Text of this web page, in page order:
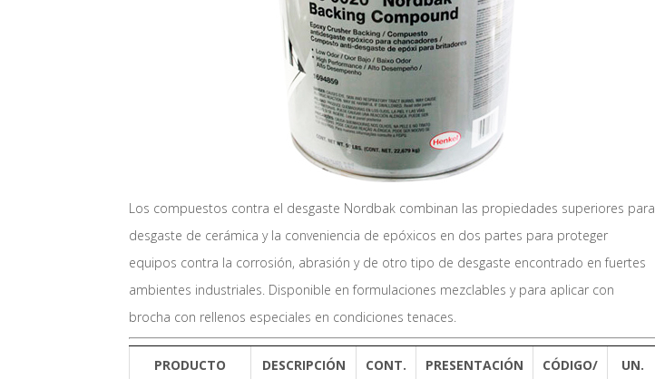
Los compuestos contra el desgaste Nordbak combinan las propiedades superiores para
desgaste de cerámica y la conveniencia de epóxicos en dos partes para proteger
equipos contra la corrosión, abrasión y de otro tipo de desgaste encontrado en fuertes
ambientes industriales. Disponible en formulaciones mezclables y para aplicar con
brocha con rellenos especiales en condiciones tenaces.
PRODUCTO DESCRIPCIÓN CONT. PRESENTACIÓN
CÓDIGO/
UN.